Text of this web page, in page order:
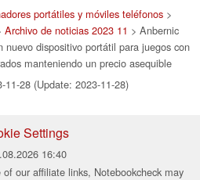
portátiles y móviles teléfonos >
Archivo de noticias 2023 11 > Anbernic
dispositivo portátil para juegos con
manteniendo un precio asequible
11-28 (Update: 2023-11-28)
Settings
16:40
our affiliate links, Notebookcheck may